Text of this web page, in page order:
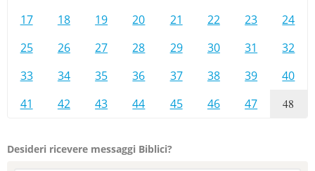
17
18 19 20 21 22 23
24
25
26 27 28 29 30 31
32
33
34 35 36 37 38 39
40
41
42 43 44 45 46 47 48
Desideri ricevere messaggi Biblici?